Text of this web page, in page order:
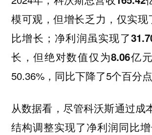
模可观，但增长乏力，仅实现
比增长 ； 净利润虽实现了
长，但绝对数值仅为8.06亿元
50.36%，同比下降了5个百分点
从数据看，尽管科沃斯通过成
结构调整实现了净利润同比